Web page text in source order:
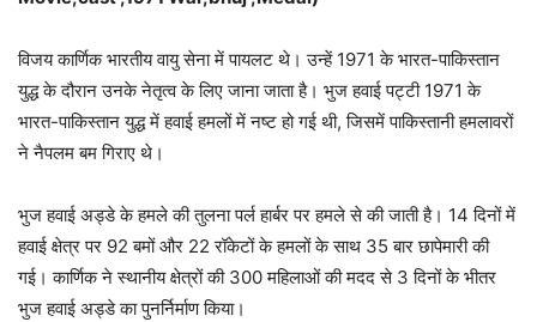
विजय कार्णिक भारतीय वायु सेना में पायलट थे। उन्हें 1971 के भारत-पाकिस्तान
युद्ध के दौरान उनके नेतृत्व के लिए जाना जाता है। भुज हवाई पट्टी 1971 के
भारत-पाकिस्तान युद्ध में हवाई हमलों में नष्ट हो गई थी, जिसमें पाकिस्तानी हमलावरों
ने नैपलम बम गिराए थे।
भुज हवाई अड्डे के हमले की तुलना पर्ल हार्बर पर हमले से की जाती है। 14 दिनों में
हवाई क्षेत्र पर 92 बमों और 22 रॉकेटों के हमलों के साथ 35 बार छापेमारी की
गई। कार्णिक ने स्थानीय क्षेत्रों की 300 महिलाओं की मदद से 3 दिनों के भीतर
भुज हवाई अड्डे का पुनर्निर्माण किया।